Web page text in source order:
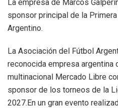
La empresa de Marcos
sponsor principal de la
Argentino.
La Asociación del Fútbol
reconocida empresa argentina
multinacional Mercado Libre
sponsor de los torneos de la
2027.En un gran evento